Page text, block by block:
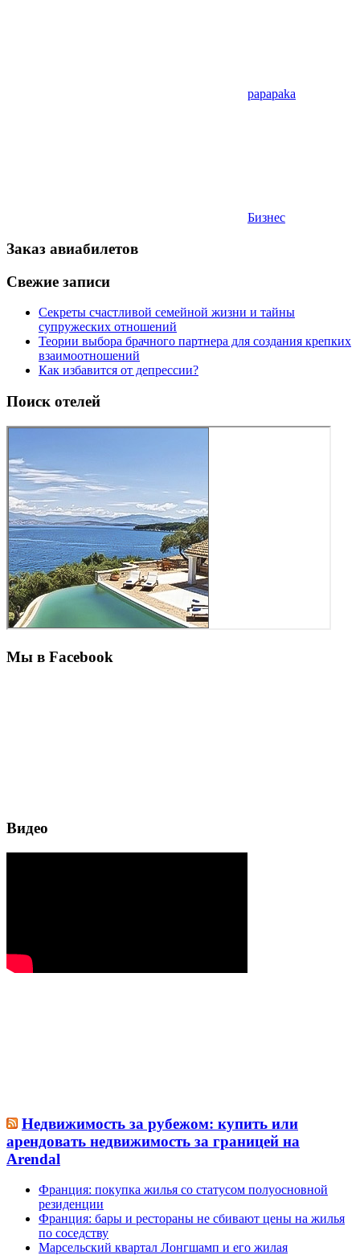
papapaka
Бизнес
Заказ авиабилетов
Свежие записи
Секреты счастливой семейной жизни и тайны
супружеских отношений
Теории выбора брачного партнера для создания крепких
взаимоотношений
Как избавится от депрессии?
Поиск отелей
Мы в Facebook
Видео
Недвижимость за рубежом: купить или
арендовать недвижимость за границей на
Arendal
Франция: покупка жилья со статусом полуосновной
резиденции
Франция: бары и рестораны не сбивают цены на жилья
по соседству
Марсельский квартал Лонгшамп и его жилая